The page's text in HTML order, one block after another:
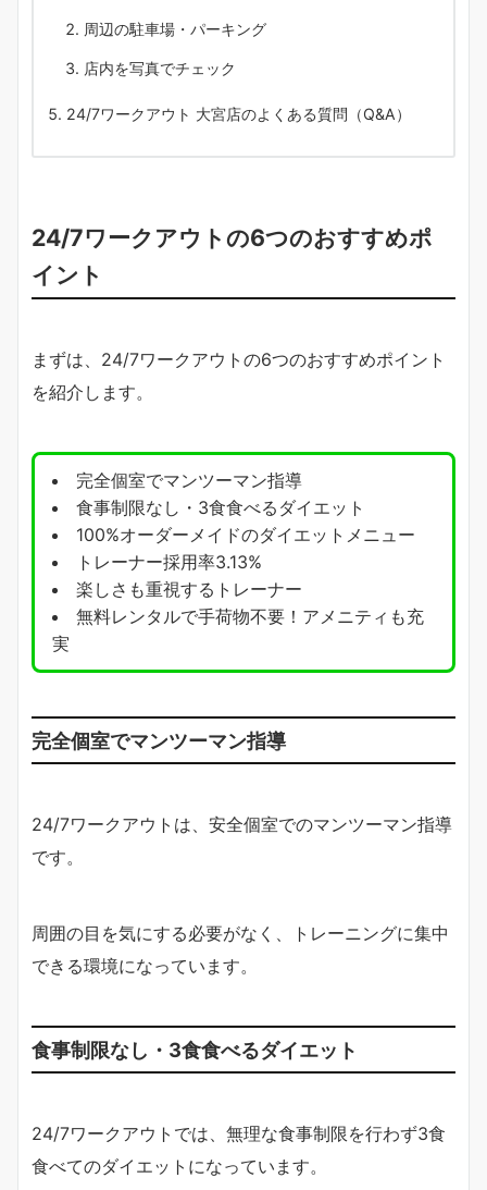
周辺の駐車場・パーキング
店内を写真でチェック
24/7ワークアウト 大宮店のよくある質問（Q&A）
24/7ワークアウトの6つのおすすめポ
イント
まずは、24/7ワークアウトの6つのおすすめポイント
を紹介します。
完全個室でマンツーマン指導
食事制限なし・3食食べるダイエット
100%オーダーメイドのダイエットメニュー
トレーナー採用率3.13%
楽しさも重視するトレーナー
無料レンタルで手荷物不要！アメニティも充
実
完全個室でマンツーマン指導
24/7ワークアウトは、安全個室でのマンツーマン指導
です。
周囲の目を気にする必要がなく、トレーニングに集中
できる環境になっています。
食事制限なし・3食食べるダイエット
24/7ワークアウトでは、無理な食事制限を行わず3食
食べてのダイエットになっています。